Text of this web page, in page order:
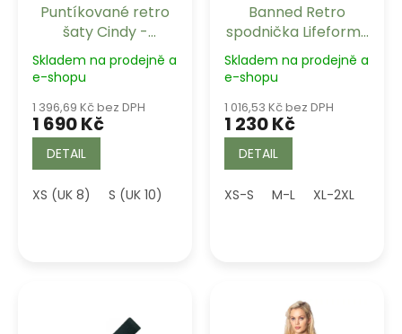
Puntíkované retro
šaty Cindy -
Chocolate Polka
Dot
Skladem na prodejně a
e-shopu
1 396,69 Kč bez DPH
1 690 Kč
DETAIL
XS (UK 8) S (UK 10) M (UK 12) L (UK 14) XL (UK 16)
Banned Retro
spodnička Lifeforms
černá dlouhá
Skladem na prodejně a
e-shopu
1 016,53 Kč bez DPH
1 230 Kč
DETAIL
XS-S M-L XL-2XL